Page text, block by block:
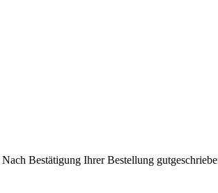
Nach Bestätigung Ihrer Bestellung